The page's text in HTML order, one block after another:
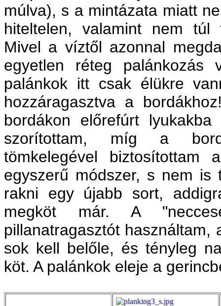
múlva), s a mintázata miatt
hiteltelen, valamint nem túl
Mivel a víztől azonnal
egyetlen réteg
palánkok itt csak élükre
hozzáragasztva a
bordákon előrefúrt
szorítottam, míg a
tömkelegével
egyszerű módszer, s nem
rakni egy újabb sort,
megköt már. A
pillanatragasztót
sok kell belőle, és tényleg
köt. A palánkok eleje a